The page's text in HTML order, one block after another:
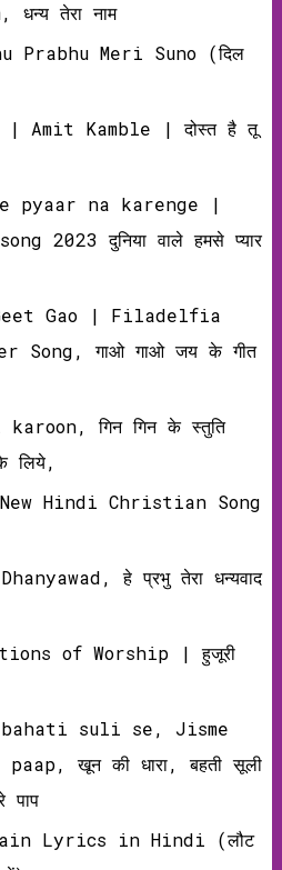
धन्य तेरा नाम
Prabhu Meri Suno (दिल
| Amit Kamble | दोस्‍त है तू
pyaar na karenge |
2023 दुनिया वाले हमसे प्यार
Gao | Filadelfia
Song, गाओ गाओ जय के गीत
गिन गिन के स्तुति
लिये,
Hindi Christian Song
हे प्रभु तेरा धन्‍यवाद
of Worship | हुजूरी
bahati suli se, Jisme
खून की धारा, बहती सूली
Lyrics in Hindi (लौट